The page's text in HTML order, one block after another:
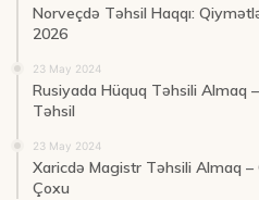
Norveçdə Təhsil Haqqı:
2026
23 May 2024
Rusiyada Hüquq Təhsili Almaq
Təhsil
23 May 2024
Xaricdə Magistr Təhsili Almaq
Çoxu